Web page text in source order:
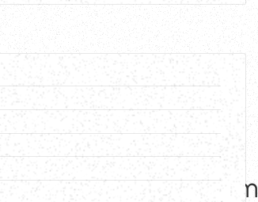
und seinen
nach wie vor eine
Nachhaltigkeit im